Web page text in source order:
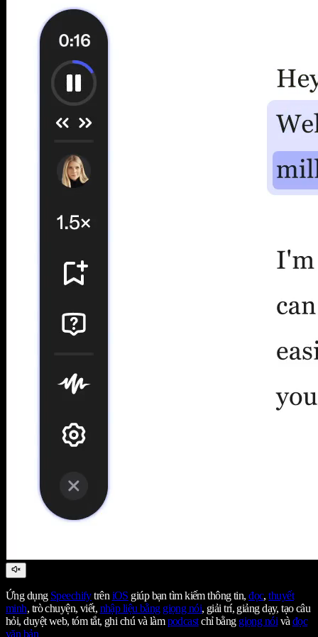
Ứng dụng SpeechifytrêniOS giúp bạn tìm kiếm thông tin,đọc,thuyết
minh, trò chuyện, viết, nhập liệu bằng giọng nói, giải trí, giảng dạy, tạo câu
hỏi, duyệt web, tóm tắt, ghi chú và làmpodcastchỉ bằng giọng nóivàđọc
văn bản